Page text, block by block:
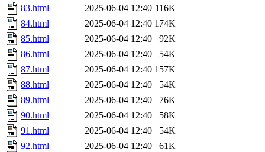
83.html
2025-06-04 12:40 116K
84.html
2025-06-04 12:40 174K
85.html
2025-06-04 12:40
92K
86.html
2025-06-04 12:40
54K
87.html
2025-06-04 12:40 157K
88.html
2025-06-04 12:40
54K
89.html
2025-06-04 12:40
76K
90.html
2025-06-04 12:40
58K
91.html
2025-06-04 12:40
54K
92.html
2025-06-04 12:40
61K